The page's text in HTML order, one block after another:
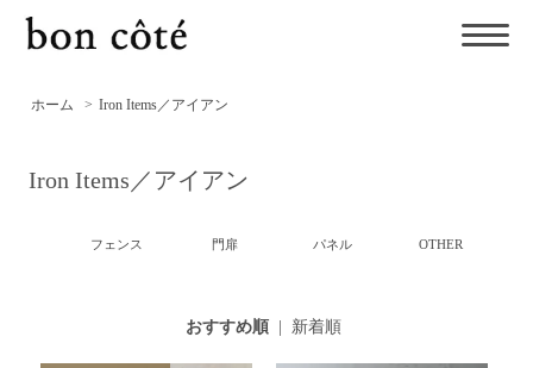
ホーム > Iron Items／アイアン
Iron Items／アイアン
フェンス 門扉 パネル OTHER
おすすめ順 | 新着順